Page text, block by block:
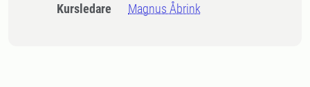
Kursledare Magnus Åbrink